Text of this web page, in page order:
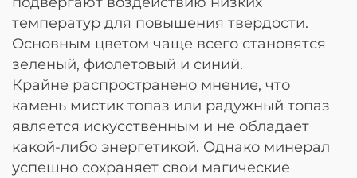
температур для повышения твердости.
Основным цветом чаще всего становятся
зеленый, фиолетовый и синий.
Крайне распространено мнение, что
камень мистик топаз или радужный топаз
является искусственным и не обладает
какой-либо энергетикой. Однако минерал
успешно сохраняет свои магические